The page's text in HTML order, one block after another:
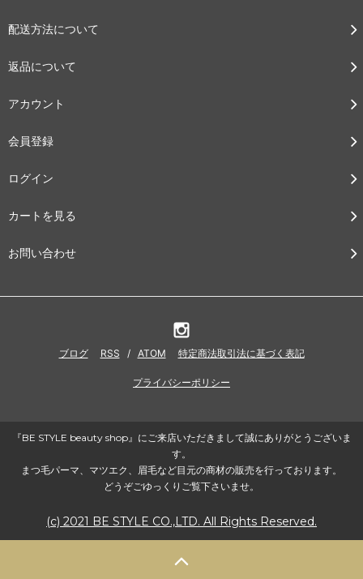
配送方法について
返品について
アカウント
会員登録
ログイン
カートを見る
お問い合わせ
ブログ RSS / ATOM 特定商法取引法に基づく表記
プライバシーポリシー
『BE STYLE beauty shop』にご来店いただきまして誠にありがとうございま
す。
まつ毛パーマ、マツエク、眉毛など目元の商材の販売を行っております。
どうぞごゆっくりご覧下さいませ。
(c) 2021 BE STYLE CO.,LTD. All Rights Reserved.